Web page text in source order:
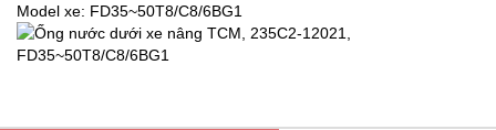
Model xe: FD35~50T8/C8/6BG1